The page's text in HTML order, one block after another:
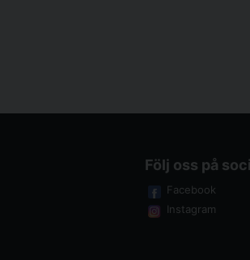
Följ oss på
Facebook
Instagram